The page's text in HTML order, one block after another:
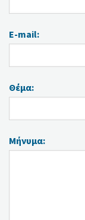
E-mail:
Θέμα:
Μήνυμα: